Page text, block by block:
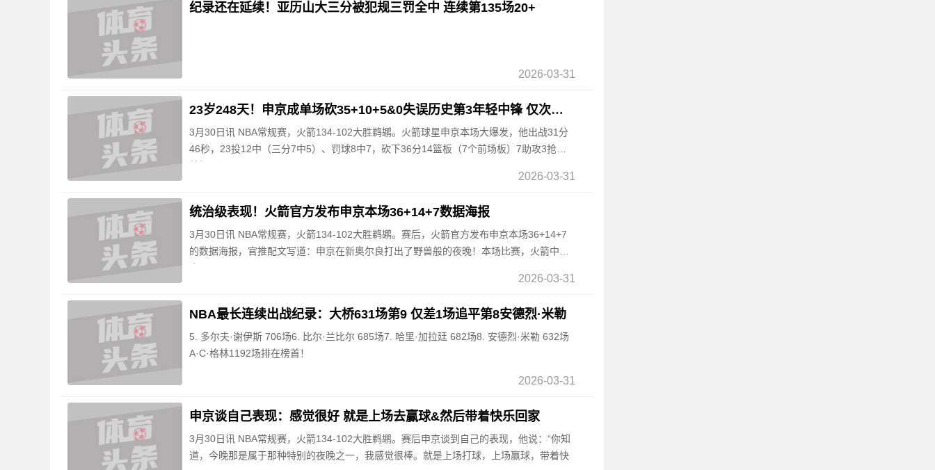
纪录还在延续！亚历山大三分被犯规三罚全中 连续第135场20+
2026-03-31
23岁248天！申京成单场砍35+10+5&0失误历史第3年轻中锋 仅次鲨约
3月30日讯 NBA常规赛，火箭134-102大胜鹈鹕。火箭球星申京本场大爆发，他出战31分
46秒，23投12中（三分7中5）、罚球8中7，砍下36分14篮板（7个前场板）7助攻3抢断3
2026-03-31
统治级表现！火箭官方发布申京本场36+14+7数据海报
3月30日讯 NBA常规赛，火箭134-102大胜鹈鹕。赛后，火箭官方发布申京本场36+14+7
的数据海报，官推配文写道：申京在新奥尔良打出了野兽般的夜晚！本场比赛，火箭中锋
2026-03-31
NBA最长连续出战纪录：大桥631场第9 仅差1场追平第8安德烈·米勒
5. 多尔夫·谢伊斯 706场6. 比尔·兰比尔 685场7. 哈里·加拉廷 682场8. 安德烈·米勒 632场
A·C·格林1192场排在榜首！
2026-03-31
申京谈自己表现：感觉很好 就是上场去赢球&然后带着快乐回家
3月30日讯 NBA常规赛，火箭134-102大胜鹈鹕。赛后申京谈到自己的表现，他说：“你知
道，今晚那是属于那种特别的夜晚之一，我感觉很棒。就是上场打球，上场赢球，带着快